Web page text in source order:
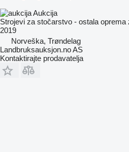
Aukcija
Strojevi za stočarstvo - ostala
2019
Norveška, Trøndelag
Landbruksauksjon.no AS
Kontaktirajte prodavatelja